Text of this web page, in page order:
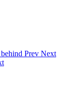
Prev Next